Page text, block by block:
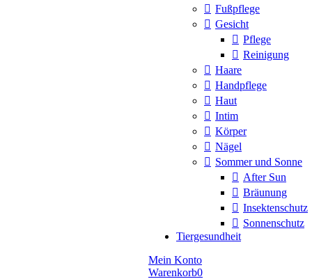
Fußpflege
Gesicht
Pflege
Reinigung
Haare
Handpflege
Haut
Intim
Körper
Nägel
Sommer und Sonne
After Sun
Bräunung
Insektenschutz
Sonnenschutz
Tiergesundheit
Mein Konto
Warenkorb0